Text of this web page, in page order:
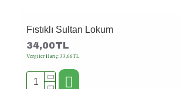
Fıstıklı Sultan Lokum
34,00TL
Vergiler Hariç:33,66TL